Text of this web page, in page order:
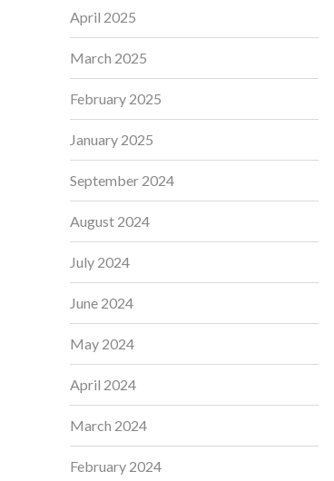
April 2025
March 2025
February 2025
January 2025
September 2024
August 2024
July 2024
June 2024
May 2024
April 2024
March 2024
February 2024